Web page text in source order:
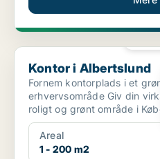
Kontor i Albertslund
Kontor i Albertslund
Fornem kontorplads i et
erhvervsområde Giv din
roligt og grønt område i
ligger på e...
Areal
1 - 200 m2